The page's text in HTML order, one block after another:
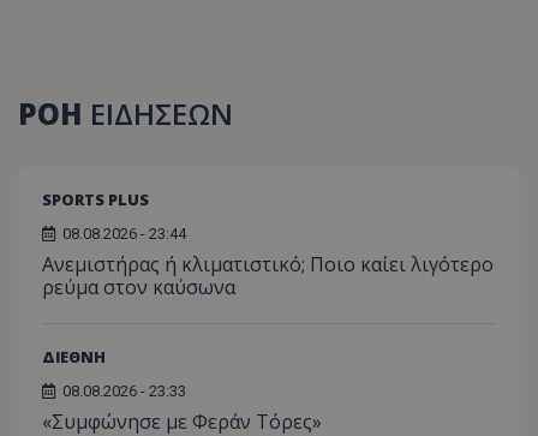
ΡΟΗ ΕΙΔΗΣΕΩΝ
SPORTS PLUS
08.08.2026 - 23:44
Ανεμιστήρας ή κλιματιστικό; Ποιο καίει λιγότερο
ρεύμα στον καύσωνα
ΔΙΕΘΝΗ
08.08.2026 - 23:33
«Συμφώνησε με Φεράν Τόρες»